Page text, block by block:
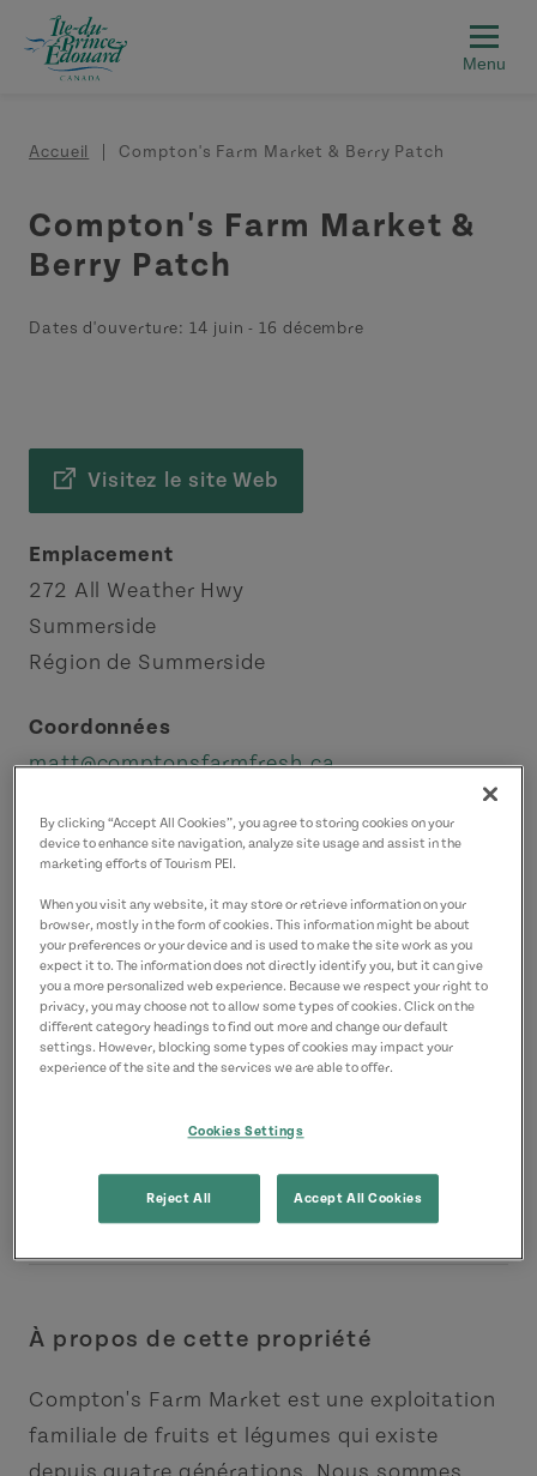
Aller au contenu principal
Fil d'Ariane
Accueil Compton's Farm Market & Berry Patch
Compton's Farm Market &
Berry Patch
Dates d'ouverture:14 juin -16 décembre
Visitez le site Web
Emplacement
272 All Weather Hwy
Summerside
Région de Summerside
Coordonnées
matt@comptonsfarmfresh.ca
À propos de cette propriété
Compton's Farm Market est une exploitation
familiale de fruits et légumes qui existe
By clicking “Accept All Cookies”, you agree to storing cookies on your
device to enhance site navigation, analyze site usage and assist in the
marketing efforts of Tourism PEI.
When you visit any website, it may store or retrieve information on your
browser, mostly in the form of cookies. This information might be about
your preferences or your device and is used to make the site work as you
expect it to. The information does not directly identify you, but it can give
you a more personalized web experience. Because we respect your right to
privacy, you may choose not to allow some types of cookies. Click on the
different category headings to find out more and change our default
settings. However, blocking some types of cookies may impact your
experience of the site and the services we are able to offer.
Cookies Settings
Reject All Accept All Cookies